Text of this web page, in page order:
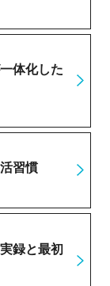
体化した
習慣
録と最初